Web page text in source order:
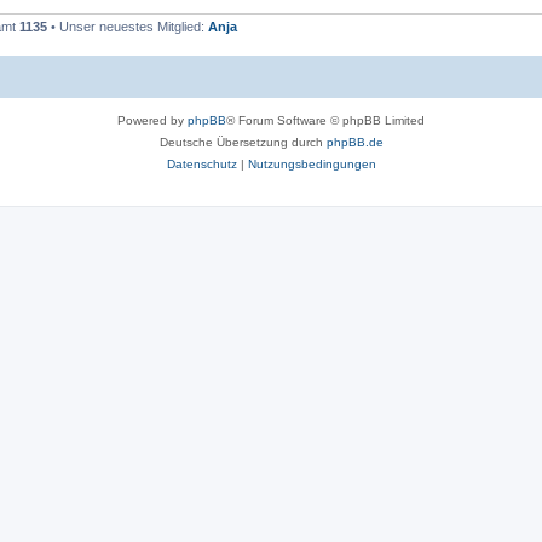
1135 • Unser neuestes Mitglied: Anja
Powered by phpBB® Forum Software © phpBB Limited
Deutsche Übersetzung durch phpBB.de
Datenschutz| Nutzungsbedingungen